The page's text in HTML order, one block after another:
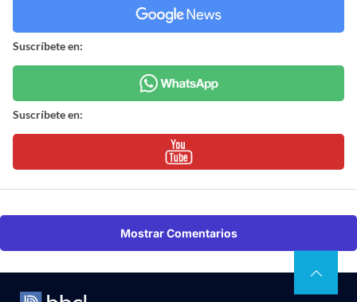
Suscríbete en:
Suscríbete en:
Mostrar Comentarios